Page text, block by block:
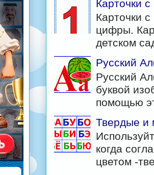
Карточки
Карточки
цифры.
детском
Русский
Русский
буквой
помощью
Твердые и
когда
цветом -